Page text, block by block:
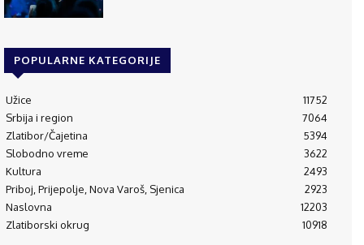
POPULARNE KATEGORIJE
Užice
11752
Srbija i region
7064
Zlatibor/Čajetina
5394
Slobodno vreme
3622
Kultura
2493
Priboj, Prijepolje, Nova Varoš, Sjenica
2923
Naslovna
12203
Zlatiborski okrug
10918